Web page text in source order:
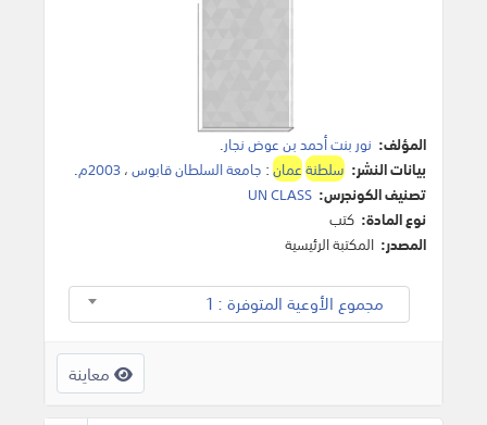
المؤلف: نور بنت أحمد بن عوض نجار.
بيانات النشر: سلطنةعمان: جامعة السلطان قابوس،2003م .
تصنيف الكونجرس: UN CLASS
نوع المادة: كتب
المصدر: المكتبة الرئيسية
مجموع الأوعية المتوفرة : 1
معاينة